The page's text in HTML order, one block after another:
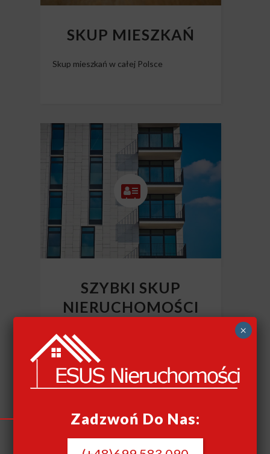
SKUP MIESZKAŃ
Skup mieszkań w całej Polsce
SZYBKI SKUP
NIERUCHOMOŚCI
Szybki skup nieruchomości
Zadzwoń Do Nas:
×